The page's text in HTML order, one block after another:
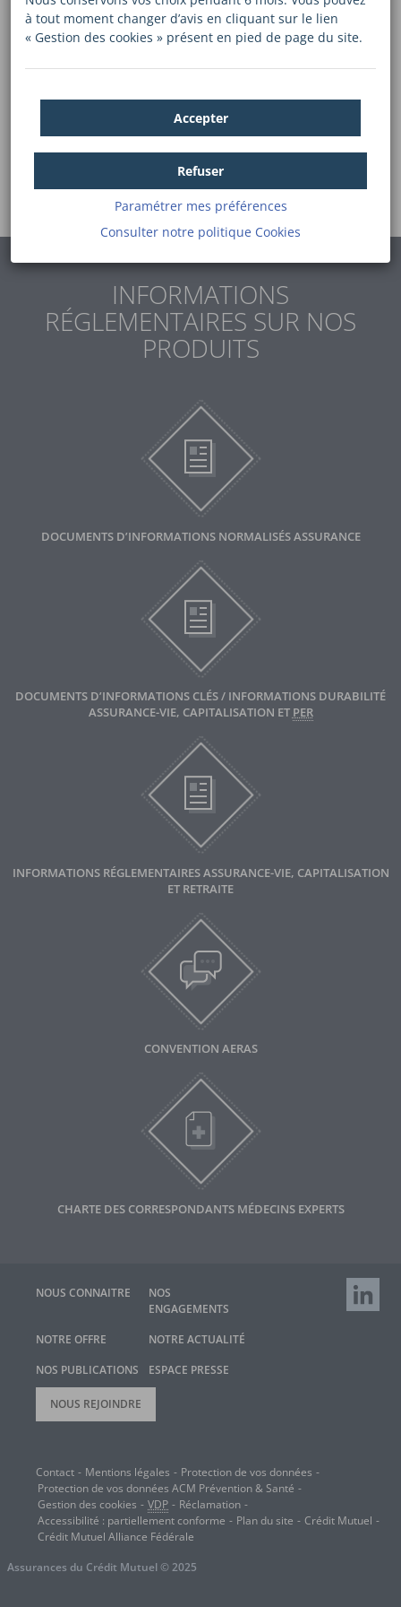
Code des assurances) sont soumis à conditions, avec
plus d’informations disponibles auprès des caisses de
Crédit Mutuel et agences duCIC.
Retrouvez toute l'actualité des
Assurances du Crédit Mutuel
INFORMATIONS
RÉGLEMENTAIRES SUR NOS
PRODUITS
DOCUMENTS D’INFORMATIONS NORMALISÉS ASSURANCE
DOCUMENTS D’INFORMATIONS CLÉS / INFORMATIONS DURABILITÉ
ASSURANCE-VIE, CAPITALISATION ET PER
INFORMATIONS RÉGLEMENTAIRES ASSURANCE-VIE, CAPITALISATION
ET RETRAITE
CONVENTION AERAS
CHARTE DES CORRESPONDANTS MÉDECINS EXPERTS
NOUS CONNAITRE
NOS
ENGAGEMENTS
NOTRE OFFRE
NOTRE ACTUALITÉ
NOS PUBLICATIONS
ESPACE PRESSE
NOUS REJOINDRE
Contact Mentions légales
Protection de vos données
Protection de vos données ACM Prévention & Santé
Gestion des cookies
VDP
Réclamation
Accessibilité : partiellement conforme
Plan du site
Crédit Mutuel
Crédit Mutuel Alliance Fédérale
Assurances du Crédit Mutuel © 2025
à tout moment changer d’avis en cliquant sur le lien
« Gestion des cookies » présent en pied de page du site.
Accepter
Refuser
Paramétrer mes préférences
Consulter notre politique Cookies